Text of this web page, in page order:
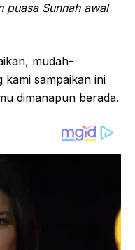
puasa Sunnah awal
mudah-
kami sampaikan ini
dimanapun berada.